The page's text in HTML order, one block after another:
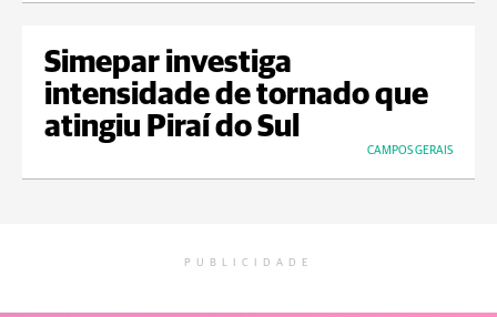
Simepar investiga
intensidade de tornado que
atingiu Piraí do Sul
CAMPOS GERAIS
PUBLICIDADE